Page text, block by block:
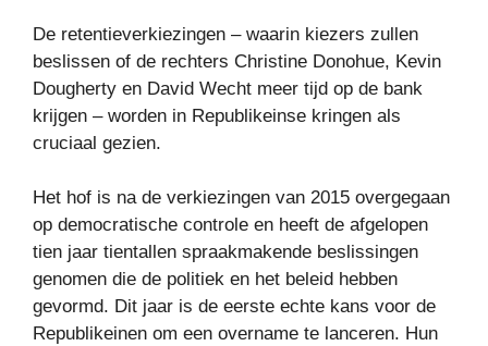
De retentieverkiezingen – waarin kiezers zullen
beslissen of de rechters Christine Donohue, Kevin
Dougherty en David Wecht meer tijd op de bank
krijgen – worden in Republikeinse kringen als
cruciaal gezien.
Het hof is na de verkiezingen van 2015 overgegaan
op democratische controle en heeft de afgelopen
tien jaar tientallen spraakmakende beslissingen
genomen die de politiek en het beleid hebben
gevormd. Dit jaar is de eerste echte kans voor de
Republikeinen om een ​​overname te lanceren. Hun